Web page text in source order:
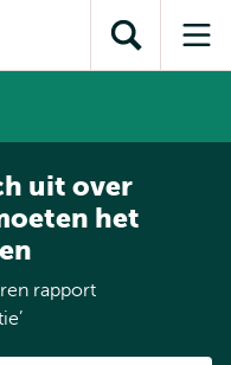
inhoud
Direct naar
subnavigatieToon
zoekveld
uit over
het
rapport